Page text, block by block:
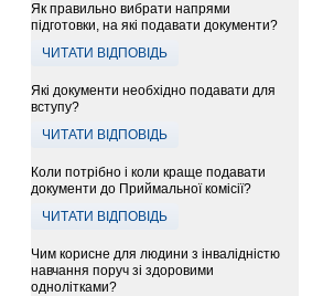
Як правильно вибрати напрями
підготовки, на які подавати документи?
ЧИТАТИ ВІДПОВІДЬ
Які документи необхідно подавати для
вступу?
ЧИТАТИ ВІДПОВІДЬ
Коли потрібно і коли краще подавати
документи до Приймальної комісії?
ЧИТАТИ ВІДПОВІДЬ
Чим корисне для людини з інвалідністю
навчання поруч зі здоровими
однолітками?